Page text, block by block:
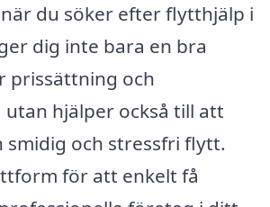
du söker efter flytthjälp i
dig inte bara en bra
prissättning och
hjälper också till att
smidig och stressfri flytt.
för att enkelt få